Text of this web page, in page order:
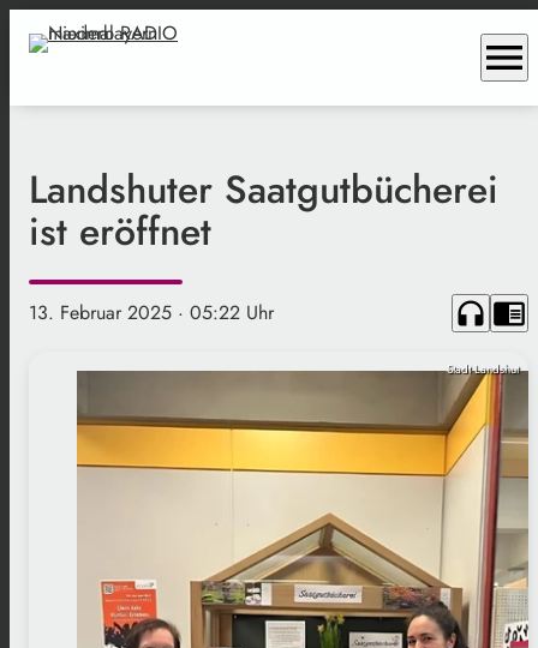
menu
Landshuter Saatgutbücherei
ist eröffnet
13. Februar 2025 · 05:22 Uhr headphones chrome_reader_mode
Stadt Landshut